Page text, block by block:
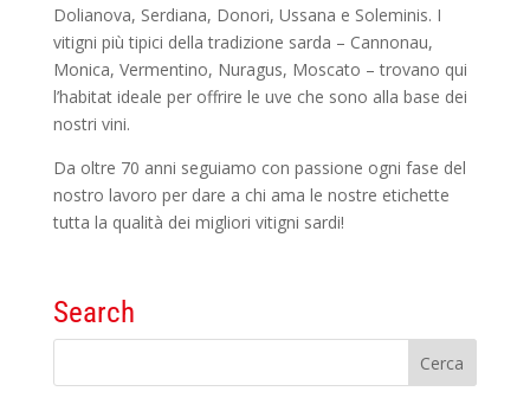
Dolianova, Serdiana, Donori, Ussana e Soleminis. I
vitigni più tipici della tradizione sarda – Cannonau,
Monica, Vermentino, Nuragus, Moscato – trovano qui
l’habitat ideale per offrire le uve che sono alla base dei
nostri vini.
Da oltre 70 anni seguiamo con passione ogni fase del
nostro lavoro per dare a chi ama le nostre etichette
tutta la qualità dei migliori vitigni sardi!
Search